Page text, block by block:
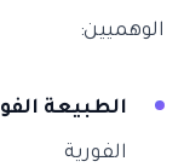
الوهميين:
الطبيعة
الفورية